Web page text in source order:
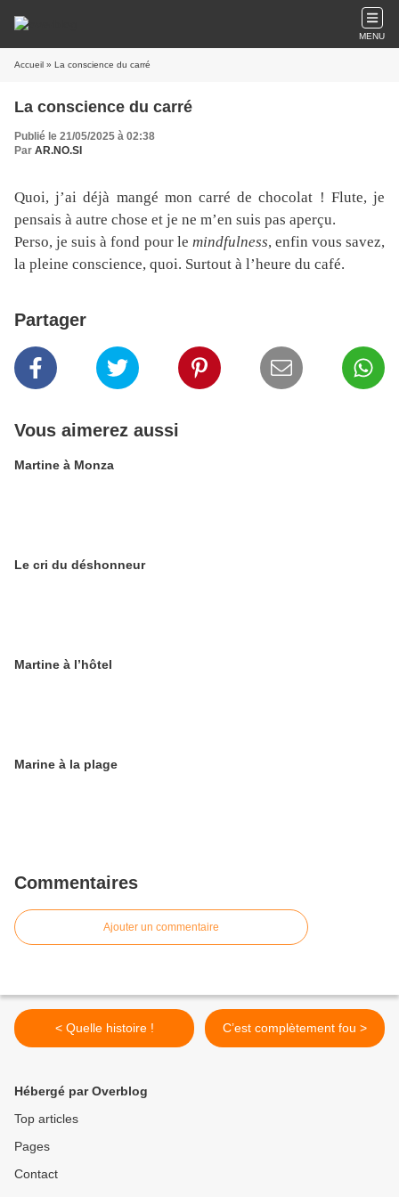
MENU
Accueil » La conscience du carré
La conscience du carré
Publié le 21/05/2025 à 02:38
Par AR.NO.SI
Quoi, j’ai déjà mangé mon carré de chocolat ! Flute, je
pensais à autre chose et je ne m’en suis pas aperçu.
Perso, je suis à fond pour le mindfulness, enfin vous savez,
la pleine conscience, quoi. Surtout à l’heure du café.
Partager
Vous aimerez aussi
Martine à Monza
Le cri du déshonneur
Martine à l’hôtel
Marine à la plage
Commentaires
Ajouter un commentaire
< Quelle histoire ! C’est complètement fou >
Hébergé par Overblog
Top articles
Pages
Contact